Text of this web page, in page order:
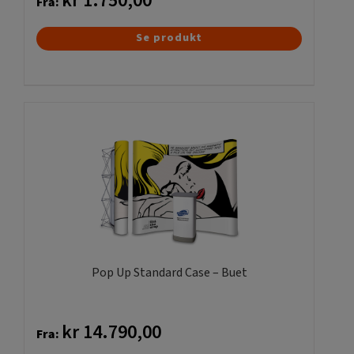
Dette
Mulighederne
kan
vælges
på
varesiden
Se produkt
Pop Up Standard Case – Buet
Fra: kr14.790,00